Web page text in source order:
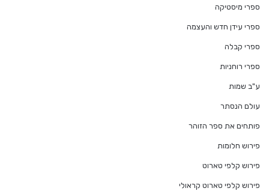
ספרי מיסטיקה
ספרי עידן חדש והעצמה
ספרי קבלה
ספרי רוחניות
ע"ב שמות
עולם הנסתר
פותחים את ספר הזוהר
פירוש חלומות
פירוש קלפי טארוט
פירוש קלפי טארוט קראולי